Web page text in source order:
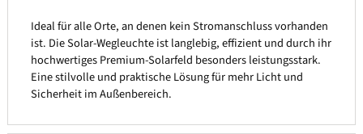
Ideal für alle Orte, an denen kein Stromanschluss vorhanden
ist. Die Solar-Wegleuchte ist langlebig, effizient und durch ihr
hochwertiges Premium-Solarfeld besonders leistungsstark.
Eine stilvolle und praktische Lösung für mehr Licht und
Sicherheit im Außenbereich.